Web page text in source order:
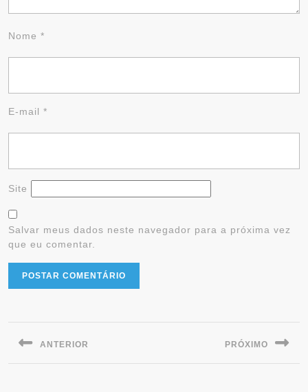
Nome *
E-mail *
Site
Salvar meus dados neste navegador para a próxima vez
que eu comentar.
ANTERIOR PRÓXIMO